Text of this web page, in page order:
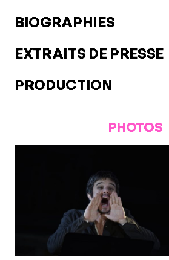
BIOGRAPHIES
EXTRAITS DE PRESSE
PRODUCTION
PHOTOS